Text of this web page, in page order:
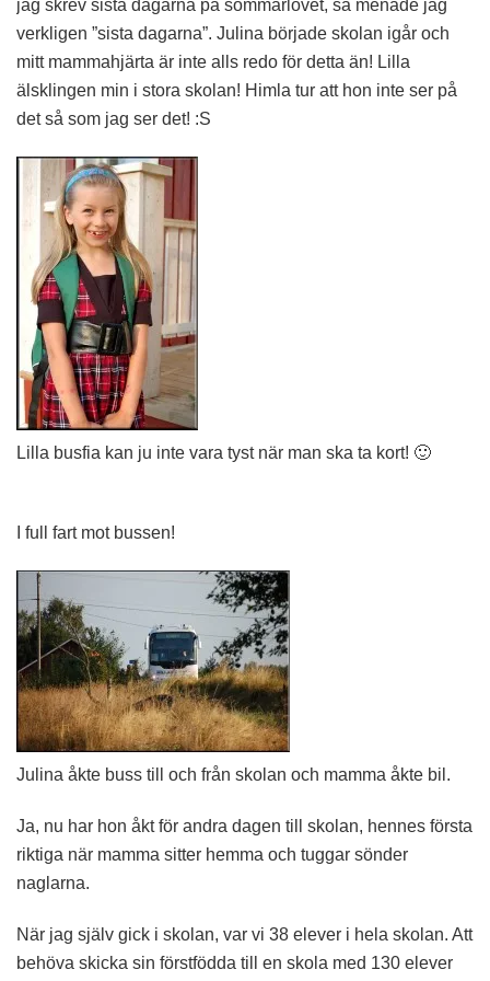
jag skrev sista dagarna på sommarlovet, så menade jag
verkligen ”sista dagarna”. Julina började skolan igår och
mitt mammahjärta är inte alls redo för detta än! Lilla
älsklingen min i stora skolan! Himla tur att hon inte ser på
det så som jag ser det! :S
Lilla busfia kan ju inte vara tyst när man ska ta kort! 🙂
I full fart mot bussen!
Julina åkte buss till och från skolan och mamma åkte bil.
Ja, nu har hon åkt för andra dagen till skolan, hennes första
riktiga när mamma sitter hemma och tuggar sönder
naglarna.
När jag själv gick i skolan, var vi 38 elever i hela skolan. Att
behöva skicka sin förstfödda till en skola med 130 elever